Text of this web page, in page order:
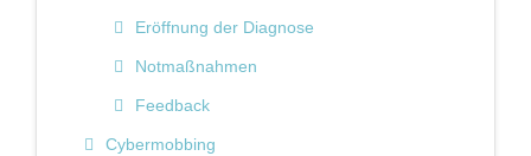
Eröffnung der Diagnose
Notmaßnahmen
Feedback
Cybermobbing